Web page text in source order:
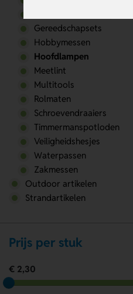
Gereedschapsets
Hobbymessen
Hoofdlampen
Meetlint
Multitools
Rolmaten
Schroevendraaiers
Timmermanspotloden
Veiligheidshesjes
Waterpassen
Zakmessen
Outdoor artikelen
Strandartikelen
Prijs per stuk
€ 2,30